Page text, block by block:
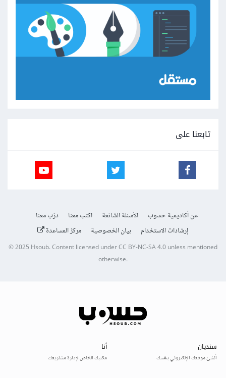
تابعنا على
عن أكاديمية حسوب الأسئلة الشائعة اكتب معنا
درّب معنا
إرشادات الاستخدام
بيان الخصوصية مركز المساعدة
© 2025Hsoub.Content licensed underCC BY-NC-SA 4.0unless mentioned
otherwise.